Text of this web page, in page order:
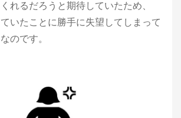
れるだろうと期待していたため、
いたことに勝手に失望してしまって
のです。